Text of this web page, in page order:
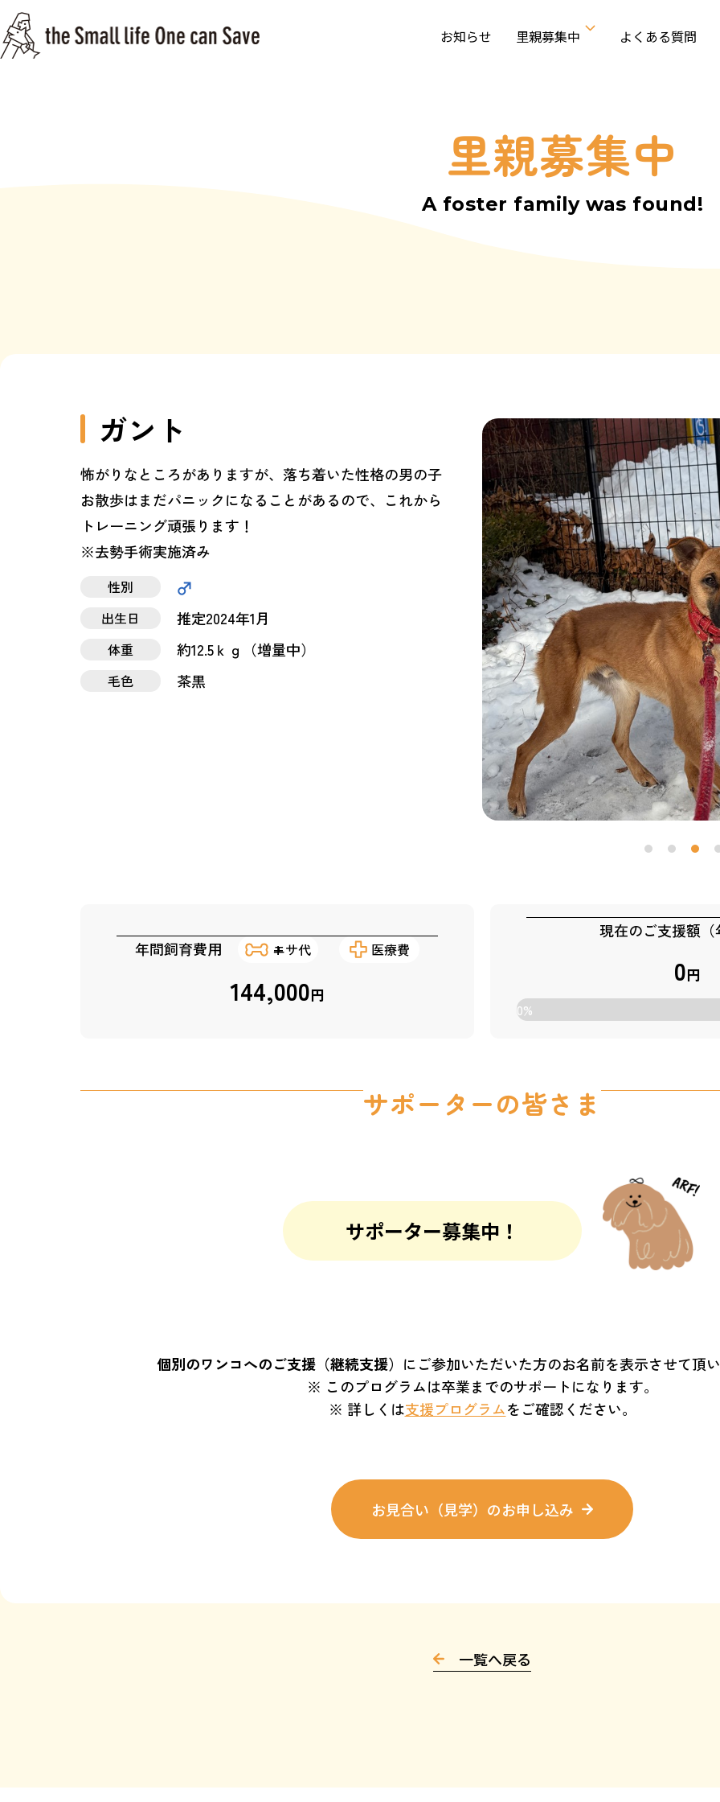
お知らせ 里親募集中 よくある質問
里親募集中
A foster family was found!
ガント
怖がりなところがありますが、落ち着いた性格の男の子
お散歩はまだパニックになることがあるので、これから
トレーニング頑張ります！
※去勢手術実施済み
性別
出生日
推定2024年1月
体重 約12.5ｋｇ（増量中）
毛色 茶黒
年間飼育費用 エサ代 医療費
144,000円
現在のご支援額（
0円
0%
サポーターの皆さま
サポーター募集中！
個別のワンコへのご支援（継続支援） にご参加いただいた方のお名前を表示させて頂
このプログラムは卒業までのサポートになります。
詳しくは支援プログラムをご確認ください。
お見合い（見学）のお申し込み
一覧へ戻る